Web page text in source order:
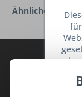
Ähnliche Artikel
Sie